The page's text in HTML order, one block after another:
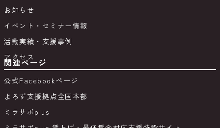
お知らせ
イベント・セミナー情報
活動実績・支援事例
アクセス
関連ページ
公式Facebookページ
よろず支援拠点全国本部
ミラサポplus